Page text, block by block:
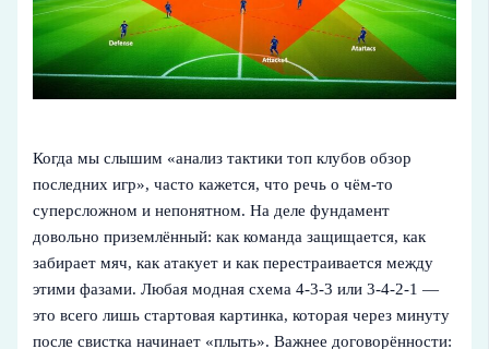
Когда мы слышим «анализ тактики топ клубов обзор
последних игр», часто кажется, что речь о чём‑то
суперсложном и непонятном. На деле фундамент
довольно приземлённый: как команда защищается, как
забирает мяч, как атакует и как перестраивается между
этими фазами. Любая модная схема 4‑3‑3 или 3‑4‑2‑1 —
это всего лишь стартовая картинка, которая через минуту
после свистка начинает «плыть». Важнее договорённости: